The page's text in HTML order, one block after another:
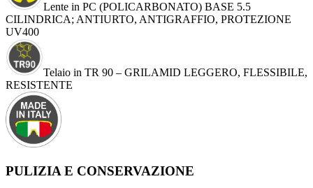
Lente in PC (POLICARBONATO) BASE 5.5
CILINDRICA; ANTIURTO, ANTIGRAFFIO, PROTEZIONE
UV400
Telaio in TR 90 – GRILAMID LEGGERO, FLESSIBILE,
RESISTENTE
PULIZIA E CONSERVAZIONE